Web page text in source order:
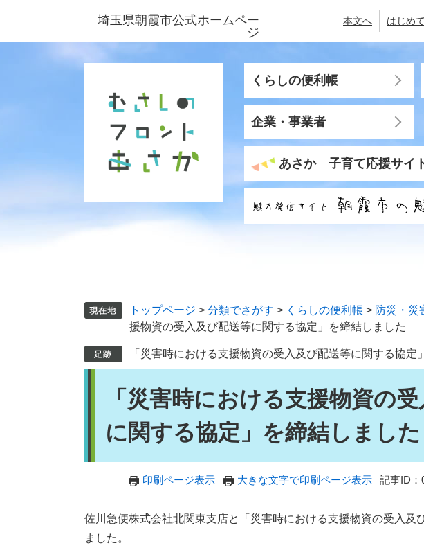
ジ
ュ
埼玉県朝霞市公式ホームペー
ジ
本文へ はじめ
くらしの便利帳
企業・事業者
あさか 子育て応援サイ
トップページ > 分類でさがす > くらしの便利帳 > 防災・災
援物資の受入及び配送等に関する協定」を締結しました
「災害時における支援物資の受入及び配送等に関する協定
「災害時における支援物資の
に関する協定」を締結しました
印刷ページ表示 大きな文字で印刷ページ表示 記事ID：
佐川急便株式会社北関東支店と「災害時における支援物資の受入及
ました。